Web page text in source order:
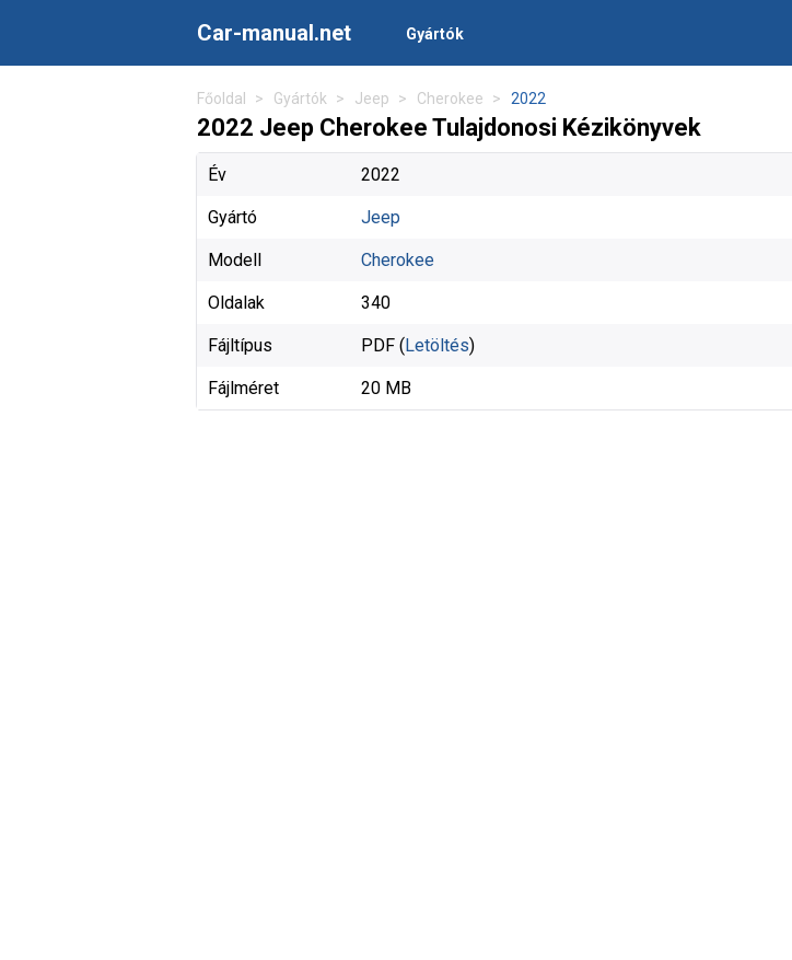
Car-manual.net Gyártók
Főoldal Gyártók Jeep Cherokee 2022
2022 Jeep Cherokee Tulajdonosi Kézikönyvek
Év 2022
Gyártó Jeep
Modell Cherokee
Oldalak 340
Fájltípus PDF (Letöltés)
Fájlméret 20 MB